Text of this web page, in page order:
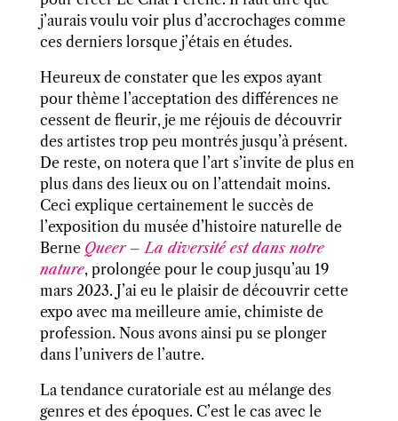
j’aurais voulu voir plus d’accrochages comme
ces derniers lorsque j’étais en études.
Heureux de constater que les expos ayant
pour thème l’acceptation des différences ne
cessent de fleurir, je me réjouis de découvrir
des artistes trop peu montrés jusqu’à présent.
De reste, on notera que l’art s’invite de plus en
plus dans des lieux ou on l’attendait moins.
Ceci explique certainement le succès de
l’exposition du musée d’histoire naturelle de
Berne Queer – La diversité est dans notre
nature, prolongée pour le coup jusqu’au 19
mars 2023. J’ai eu le plaisir de découvrir cette
expo avec ma meilleure amie, chimiste de
profession. Nous avons ainsi pu se plonger
dans l’univers de l’autre.
La tendance curatoriale est au mélange des
genres et des époques. C’est le cas avec le